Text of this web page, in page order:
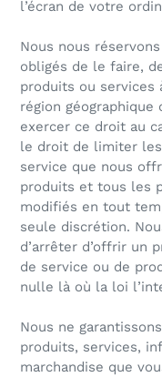
l’écran de votre
Nous nous
obligés de le faire,
produits ou services
région
exercer ce droit au
le droit de limiter
service que nous
produits et tous les
modifiés en tout
seule discrétion.
d’arrêter d’offrir un
de service ou de
nulle là où la loi
Nous ne
produits, services,
marchandise que